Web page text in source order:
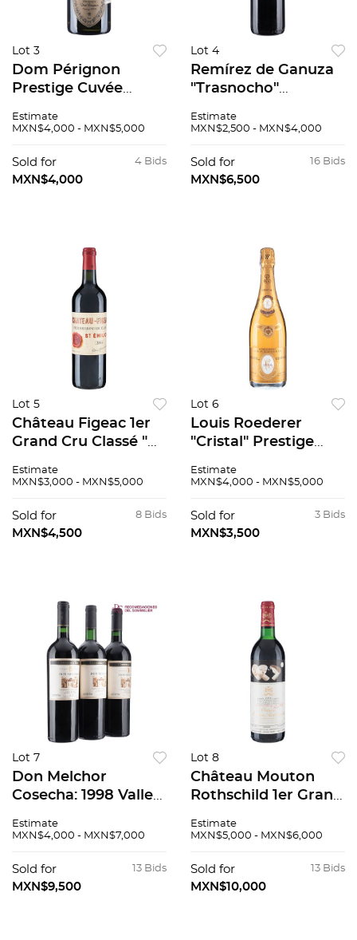
Lot 3
Dom Pérignon
Prestige Cuvée
Champagne, Francia
Estimate
MXN$4,000 - MXN$5,000
4 Bids
Sold for
MXN$4,000
Lot 4
Remírez de Ganuza
"Trasnocho"
2007 Rioja, España
/ 100 1500 ml
Estimate
MXN$2,500 - MXN$4,000
16 Bids
Sold for
MXN$6,500
Lot 5
Château Figeac 1er
Grand Cru Classé "B"
Émilion, Francia
/ 100
Estimate
MXN$3,000 - MXN$5,000
8 Bids
Sold for
MXN$4,500
Lot 6
Louis Roederer
"Cristal" Prestige
Champagne, Francia
Estimate
MXN$4,000 - MXN$5,000
3 Bids
Sold for
MXN$3,500
Lot 7
Don Melchor
Cosecha: 1998 Valle
Niveles: en el cuello
Estimate
MXN$4,000 - MXN$7,000
13 Bids
Sold for
MXN$9,500
Lot 8
Château Mouton
Rothschild 1er Grand
1986 Pauillac,
punta del hombro
100 / 100
Estimate
MXN$5,000 - MXN$6,000
13 Bids
Sold for
MXN$10,000